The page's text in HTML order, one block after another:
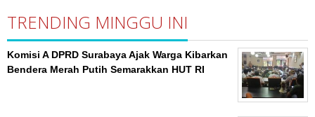
TRENDING MINGGU INI
Komisi A DPRD Surabaya Ajak Warga Kibarkan
Bendera Merah Putih Semarakkan HUT RI